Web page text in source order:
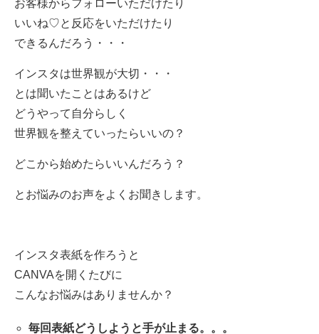
お客様からフォローいただけたり
いいね♡と反応をいただけたり
できるんだろう・・・
インスタは世界観が大切・・・
とは聞いたことはあるけど
どうやって自分らしく
世界観を整えていったらいいの？
どこから始めたらいいんだろう？
とお悩みのお声をよくお聞きします。
インスタ表紙を作ろうと
CANVAを開くたびに
こんなお悩みはありませんか？
毎回表紙どうしようと手が止まる。。。